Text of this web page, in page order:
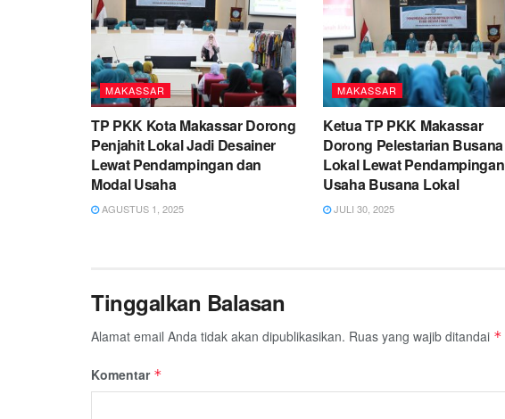
MAKASSAR
TP PKK Kota Makassar Dorong
Penjahit Lokal Jadi Desainer
Lewat Pendampingan dan
Modal Usaha
AGUSTUS 1, 2025
MAKASSAR
Ketua TP PKK Makassar
Dorong Pelestarian Busana
Lokal Lewat Pendampingan
Usaha Busana Lokal
JULI 30, 2025
Tinggalkan Balasan
Alamat email Anda tidak akan dipublikasikan. Ruas yang wajib ditandai *
Komentar *